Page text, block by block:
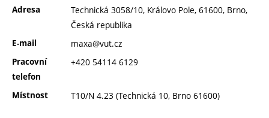
Adresa
Technická 3058/10, Královo Pole, 61600, Brno,
Česká republika
E-mail maxa@vut.cz
Pracovní
telefon
+420 54114 6129
Místnost T10/N 4.23 (Technická 10, Brno 61600)